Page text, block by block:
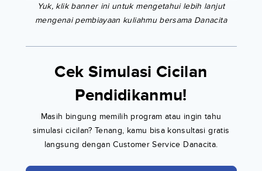
Yuk, klik banner ini untuk mengetahui lebih lanjut
mengenai pembiayaan kuliahmu bersama Danacita
Cek Simulasi Cicilan
Pendidikanmu!
Masih bingung memilih program atau ingin tahu
simulasi cicilan? Tenang, kamu bisa konsultasi gratis
langsung dengan Customer Service Danacita.